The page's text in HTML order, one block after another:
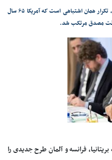
همراه‌شدن اروپا با ترامپ در تحریم مجدد ایران، تکرار همان اشتباهی است که آمریکا ۶۵ سال
مصدق مرتکب شد.
فرانسه و آلمان طرح جدیدی را